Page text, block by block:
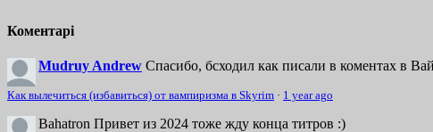
Коментарі
Mudruy Andrew Спасибо, бсходил как писали в коментах в
Как вылечиться (избавиться) от вампиризма в Skyrim · 1 year ago
Bahatron Привет из 2024 тоже жду конца титров :)